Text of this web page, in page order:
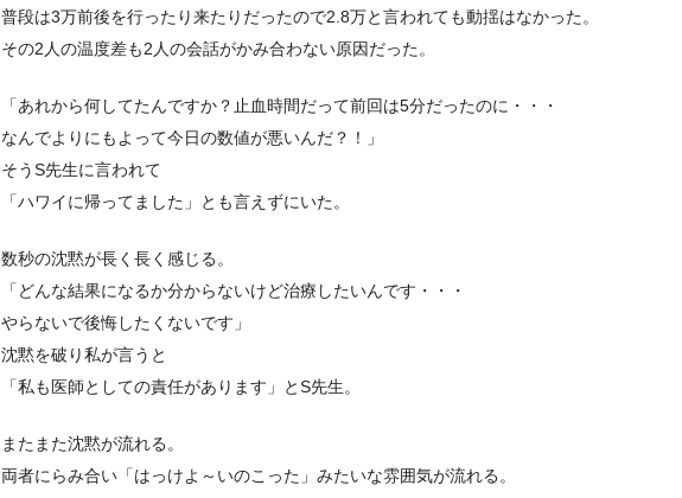
普段は3万前後を行ったり来たりだったので2.8万と言われても動揺はなかった。
その2人の温度差も2人の会話がかみ合わない原因だった。
「あれから何してたんですか？止血時間だって前回は5分だったのに・・・
なんでよりにもよって今日の数値が悪いんだ？！」
そうS先生に言われて
「ハワイに帰ってました」とも言えずにいた。
数秒の沈黙が長く長く感じる。
「どんな結果になるか分からないけど治療したいんです・・・
やらないで後悔したくないです」
沈黙を破り私が言うと
「私も医師としての責任があります」とS先生。
またまた沈黙が流れる。
両者にらみ合い「はっけよ～いのこった」みたいな雰囲気が流れる。